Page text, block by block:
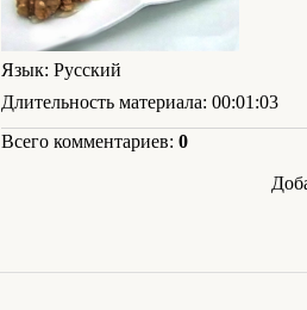
Язык: Русский
Длительность материала: 00:01:03
Всего комментариев: 0